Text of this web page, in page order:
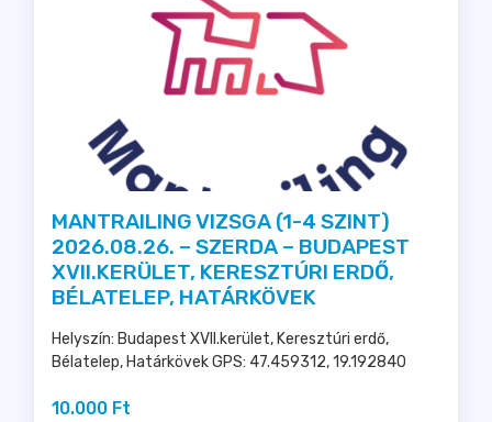
MANTRAILING VIZSGA (1-4 SZINT)
2026.08.26. – SZERDA – BUDAPEST
XVII.KERÜLET, KERESZTÚRI ERDŐ,
BÉLATELEP, HATÁRKÖVEK
Helyszín: Budapest XVII.kerület, Keresztúri erdő,
Bélatelep, Határkövek GPS: 47.459312, 19.192840
10.000 Ft